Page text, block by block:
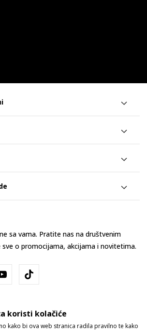
sa vama. Pratite nas na društvenim
o promocijama, akcijama i novitetima.
koristi kolačiće
kako bi ova web stranica radila pravilno te kako